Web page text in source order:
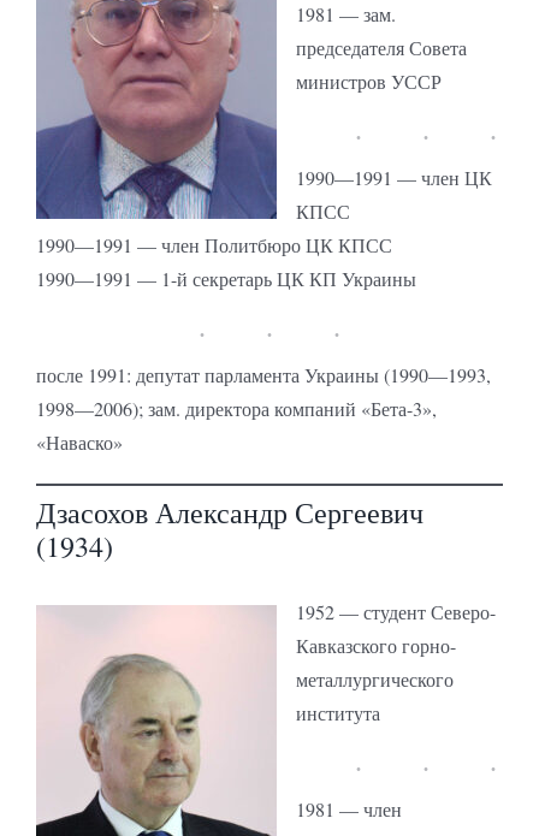
1981 — зам.
председателя Совета
министров УССР
1990—1991 — член ЦК
КПСС
1990—1991 — член Политбюро ЦК КПСС
1990—1991 — 1-й секретарь ЦК КП Украины
после 1991: депутат парламента Украины (1990—1993,
1998—2006); зам. директора компаний «Бета-3»,
«Наваско»
Дзасохов Александр Сергеевич
(1934)
1952 — студент Северо-
Кавказского горно-
металлургического
института
1981 — член